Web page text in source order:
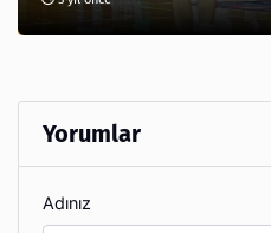
Yorumlar
Adınız